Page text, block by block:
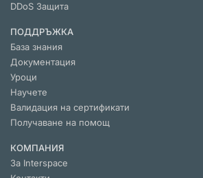
DDoS Защита
ПОДДРЪЖКА
База знания
Документация
Уроци
Научете
Валидация на сертификати
Получаване на помощ
КОМПАНИЯ
За Interspace